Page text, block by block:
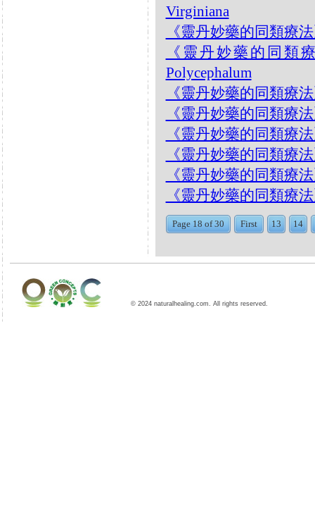
Virginiana
《靈丹妙藥的同類療
《靈丹妙藥的同類
Polycephalum
《靈丹妙藥的同類療
《靈丹妙藥的同類療
《靈丹妙藥的同類療
《靈丹妙藥的同類療
《靈丹妙藥的同類療
《靈丹妙藥的同類療
Page 18 of 30 First 13 14
© 2024 naturalhealing.com. All rights reserved.